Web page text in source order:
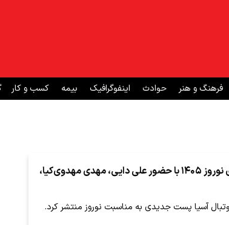
فرهنگ و هنر حوادث اینفوگرافیک بیمه کسب و کار
هفت‌سین AFC برای نوروز ۱۴۰۵ با حضور علی دایی، مهدی مهدوی‌کیا،
آسیا پست جدیدی به مناسبت نوروز منتشر کرد.